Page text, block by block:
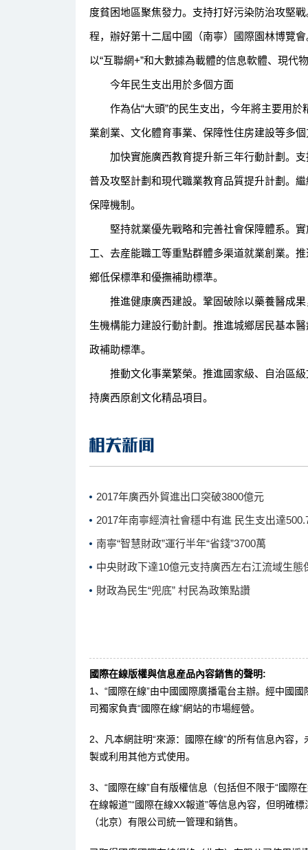
度貧困地區聚焦發力。支持打好污染防治攻堅
程，辦好第十二屆中國（南寧）國際園林博覽
以“互聯網+”和大數據為載體的信息軟體、現代
今年民生支出用於多個方面
作為佔“大頭”的民生支出，今年將主要用於
業創業、文化體育事業、保障性住房建設等多
加快實施廣西教育提升新三年行動計劃。支
普及攻堅計劃和現代職業教育品質提升計劃。
保障機制。
堅持就業優先戰略和完善社會保障體系。實
工、去産能職工等重點群體多渠道就業創業。
鄉低保標準和優撫補助標準。
推進健康廣西建設。鞏固破除以藥養醫成果
生機構能力建設行動計劃。推進城鄉居民基本
政補助標準。
推動文化事業繁榮。推進國家級、自治區級
持廣西原創文化精品項目。
2017年廣西外貿進出口突破3800億元
2017年南寧經濟社會穩中有進 民生支出達
南寧“智慧財政”運行半年“省錢”3700萬
中央財政下達10億元支持廣西左右江流域生態
財政為民生“兜底” 村民為政策點讚
國際在線版權與信息産品內容銷售的聲明:
1、“國際在線”由中國國際廣播電台主辦。經中國
司獨家負責“國際在線”網站的市場經營。
2、凡本網註明“來源：國際在線”的所有信息內容
製或利用其他方式使用。
3、“國際在線”自有版權信息（包括但不限于“國際
在線報道”“國際在線XX報道”等信息內容，但明確
（北京）有限公司統一管理和銷售。